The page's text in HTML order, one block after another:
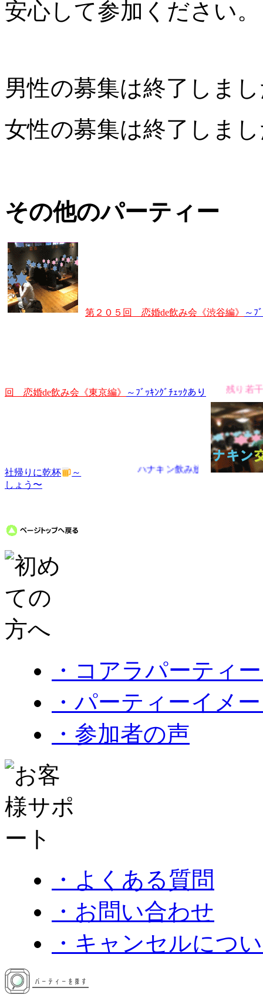
安心して参加ください。
男性の募集は終了しま
女性の募集は終了しま
その他のパーティー
第２０５回 恋婚de飲み会《渋谷編》 ～ﾌ
回 恋婚de飲み会《東京編》 ～ﾌﾞｯｷﾝｸﾞﾁｪｯｸあり残り若干です
社帰りに乾杯 ～
ハナキン飲み放題(^^♪
しょう〜
・コアラパーティ
・パーティーイメ
・参加者の声
・よくある質問
・お問い合わせ
・キャンセルにつ